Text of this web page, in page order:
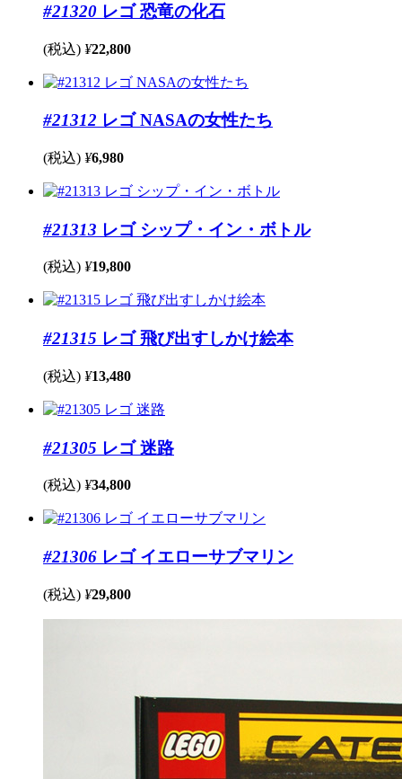
#21320 レゴ 恐竜の化石
(税込) ¥22,800
#21312 レゴ NASAの女性たち
(税込) ¥6,980
#21313 レゴ シップ・イン・ボトル
(税込) ¥19,800
#21315 レゴ 飛び出すしかけ絵本
(税込) ¥13,480
#21305 レゴ 迷路
(税込) ¥34,800
#21306 レゴ イエローサブマリン
(税込) ¥29,800